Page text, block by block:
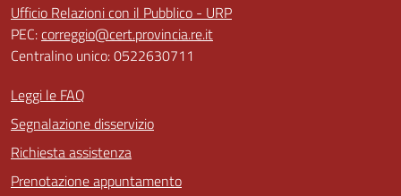
Ufficio Relazioni con il Pubblico - URP
PEC:correggio@cert.provincia.re.it
Centralino unico: 0522630711
Leggi le FAQ
Segnalazione disservizio
Richiesta assistenza
Prenotazione appuntamento